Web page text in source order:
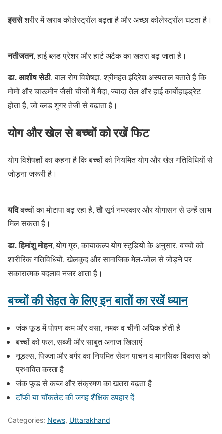
इससेशरीर में खराब कोलेस्ट्रॉल बढ़ता है और अच्छा कोलेस्ट्रॉल घटता है।
नतीजतन, हाई ब्लड प्रेशर और हार्ट अटैक का खतरा बढ़ जाता है।
डा. आशीष सेठी, बाल रोग विशेषज्ञ, श्रीमहंत इंदिरेश अस्पताल बताते हैं कि
मोमो और चाऊमीन जैसी चीजों में मैदा, ज्यादा तेल और हाई कार्बोहाइड्रेट
होता है, जो ब्लड शुगर तेजी से बढ़ाता है।
योग और खेल से बच्चों को रखें फिट
योग विशेषज्ञों का कहना है कि बच्चों को नियमित योग और खेल गतिविधियों से
जोड़ना जरूरी है।
यदिबच्चों का मोटापा बढ़ रहा है,तोसूर्य नमस्कार और योगासन से उन्हें लाभ
मिल सकता है।
डा. हिमांशु मोहन, योग गुरु, कायाकल्प योग स्टूडियो के अनुसार, बच्चों को
शारीरिक गतिविधियों, खेलकूद और सामाजिक मेल-जोल से जोड़ने पर
सकारात्मक बदलाव नजर आता है।
बच्चों की सेहत के लिए इन बातों का रखें ध्यान
जंक फूड में पोषण कम और वसा, नमक व चीनी अधिक होती है
बच्चों को फल, सब्जी और साबुत अनाज खिलाएं
नूडल्स, पिज्जा और बर्गर का नियमित सेवन पाचन व मानसिक विकास को
प्रभावित करता है
जंक फूड से कब्ज और संक्रमण का खतरा बढ़ता है
टॉफी या चॉकलेट की जगह शैक्षिक उपहार दें
Categories: News, Uttarakhand